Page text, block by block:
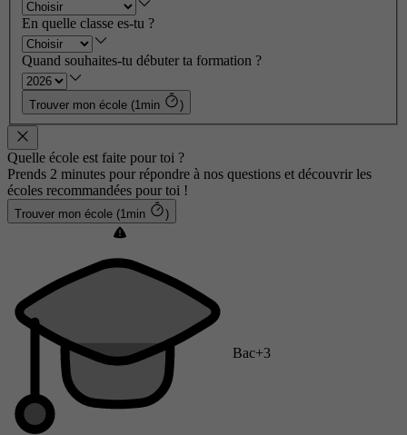
En quelle classe es-tu ?
Quand souhaites-tu débuter ta formation ?
Trouver mon école (1min )
Quelle école est faite pour toi ?
Prends 2 minutes pour répondre à nos questions et découvrir les
écoles recommandées pour toi !
Trouver mon école (1min )
Bac+3